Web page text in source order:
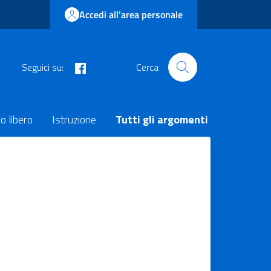
Accedi all'area personale
Seguici su: Cerca
libero Istruzione Tutti gli argomenti